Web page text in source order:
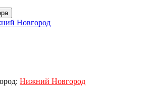
Новгород
Нижний Новгород